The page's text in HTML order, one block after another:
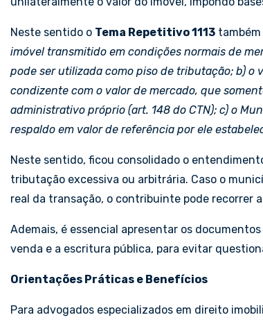
Neste sentido o Tema Repetitivo 1113
imóvel transmitido em condições normais de
pode ser utilizada como piso de tributação; b)
condizente com o valor de mercado, que
administrativo próprio (art. 148 do CTN); c) o
respaldo em valor de referência por ele
Neste sentido, ficou consolidado o
tributação excessiva ou arbitrária. Caso o
real da transação, o contribuinte pode
Ademais, é essencial apresentar os
venda e a escritura pública, para evitar
Orientações Práticas e Benefícios
Para advogados especializados em direito